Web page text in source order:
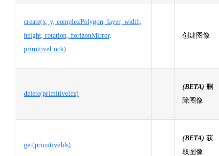
create(x, y, complexPolygon, layer, width,
height, rotation, horizonMirror,
primitiveLock)
创建图像
delete(primitiveIds)
(BETA) 删
除图像
get(primitiveIds)
(BETA) 获
取图像